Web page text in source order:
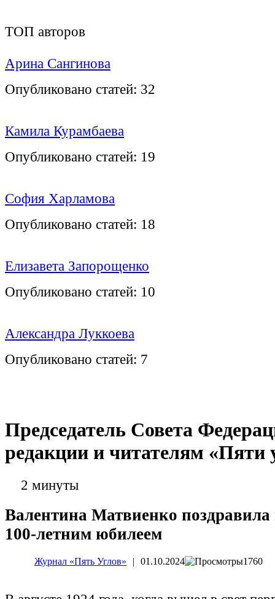
ТОП авторов
Арина Сангинова
Опубликовано статей: 32
Камила Курамбаева
Опубликовано статей: 19
София Харламова
Опубликовано статей: 18
Елизавета Запорощенко
Опубликовано статей: 10
Александра Луккоева
Опубликовано статей: 7
Председатель Совета
редакции и читателям «Пяти
2 минуты
Валентина Матвиенко поздравила
100-летним юбилеем
Журнал «Пять Углов» | 01.10.2024 1760